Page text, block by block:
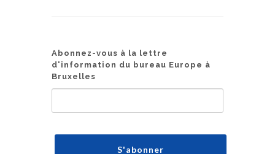
Abonnez-vous à la lettre
d'information du bureau Europe à
Bruxelles